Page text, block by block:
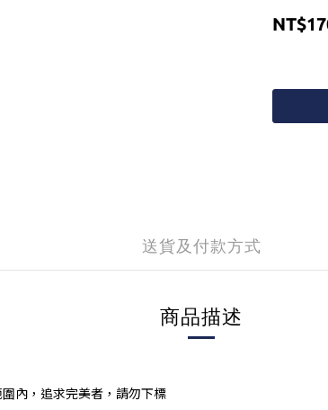
送貨及付款方式
商品描述
內，追求完美者，請勿下標